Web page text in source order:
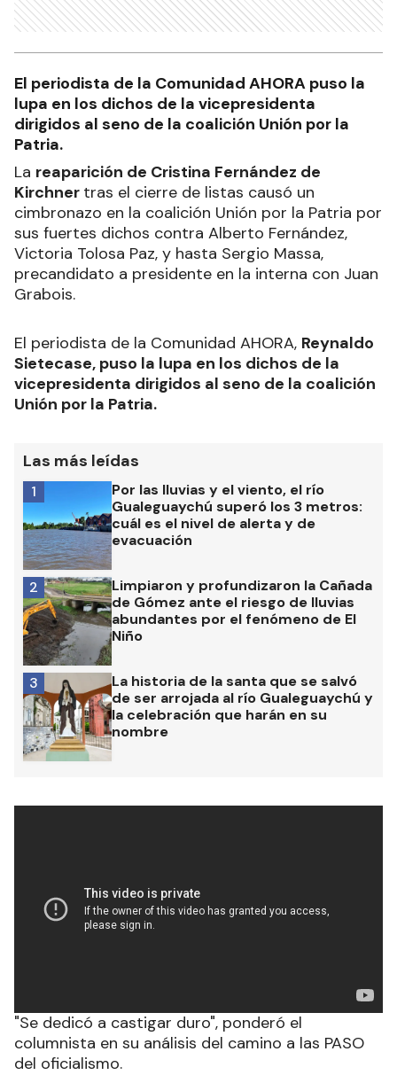
El periodista de la Comunidad AHORA puso la
lupa en los dichos de la vicepresidenta
dirigidos al seno de la coalición Unión por la
Patria.
La reaparición de Cristina Fernández de
Kirchner tras el cierre de listas causó un
cimbronazo en la coalición Unión por la Patria por
sus fuertes dichos contra Alberto Fernández,
Victoria Tolosa Paz, y hasta Sergio Massa,
precandidato a presidente en la interna con Juan
Grabois.
El periodista de la Comunidad AHORA, Reynaldo
Sietecase, puso la lupa en los dichos de la
vicepresidenta dirigidos al seno de la coalición
Unión por la Patria.
Las más leídas
Por las lluvias y el viento, el río
Gualeguaychú superó los 3 metros:
cuál es el nivel de alerta y de
evacuación
1
Limpiaron y profundizaron la Cañada
de Gómez ante el riesgo de lluvias
abundantes por el fenómeno de El
Niño
2
La historia de la santa que se salvó
de ser arrojada al río Gualeguaychú y
la celebración que harán en su
nombre
3
"Se dedicó a castigar duro", ponderó el
columnista en su análisis del camino a las PASO
del oficialismo.